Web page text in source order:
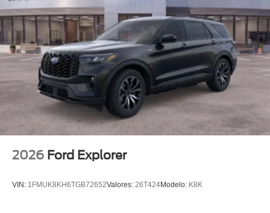
Speed Sensitive Rain Detecting Variable Intermittent
Wipers
Split Gate Power Liftgate/Tailgate Rear Cargo Access
Stainless Steel Side Windows Trim and Black Front
Windshield Trim
Steel Spare Wheel
Tailgate/Rear Door Lock Included w/Power Door Locks
2026 Ford Explorer
VIN: 1FMUK8KH6TGB72652Valores: 26T424Modelo: K8K